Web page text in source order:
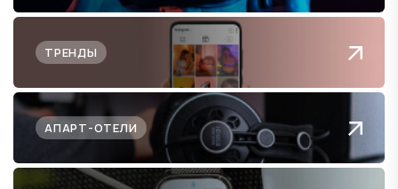
ТРЕНДЫ
АПАРТ-ОТЕЛИ